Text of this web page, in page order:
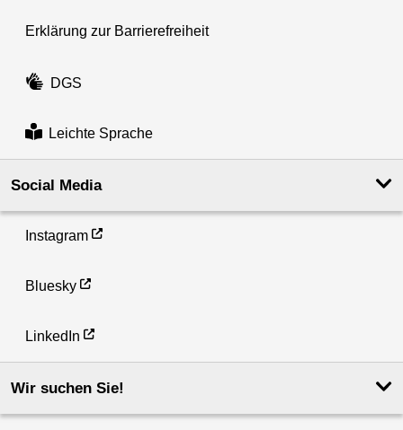
Erklärung zur Barrierefreiheit
DGS
Leichte Sprache
Social Media
Instagram
Bluesky
LinkedIn
Wir suchen Sie!